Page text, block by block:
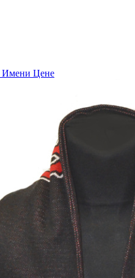
Имени Цене